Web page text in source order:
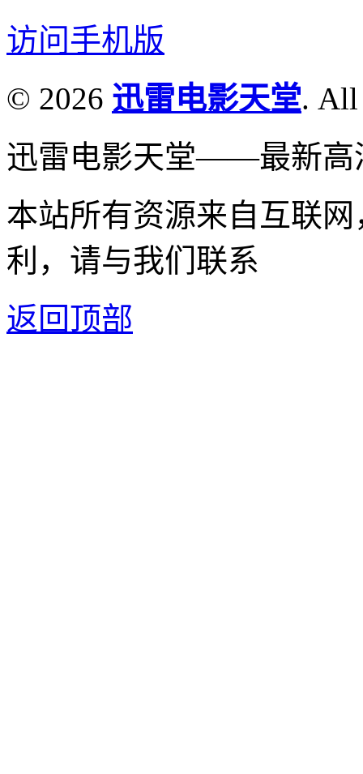
访问手机版
© 2026 迅雷电影天堂. All
迅雷电影天堂——最新高
本站所有资源来自互联
利，请与我们联系
返回顶部